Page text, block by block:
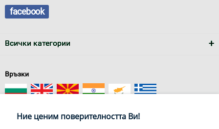
facebook
Всички категории
Връзки
Ние ценим поверителността Ви!